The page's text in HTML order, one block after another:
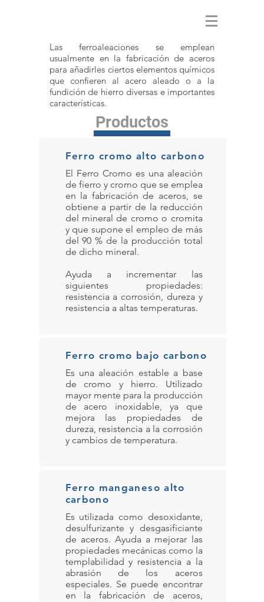
Las ferroaleaciones se emplean
usualmente en la fabricación de aceros
para añadirles ciertos elementos químicos
que confieren al acero aleado o a la
fundición de hierro diversas e importantes
características.
Productos
Ferro cromo alto carbono
El Ferro Cromo es una aleación
de fierro y cromo que se emplea
en la fabricación de aceros, se
obtiene a partir de la reducción
del mineral de cromo o cromita
y que supone el empleo de más
del 90 % de la producción total
de dicho mineral.
Ayuda a incrementar las
siguientes propiedades:
resistencia a corrosión, dureza y
resistencia a altas temperaturas.
Ferro cromo bajo carbono
Es una aleación estable a base
de cromo y hierro. Utilizado
mayor mente para la producción
de acero inoxidable, ya que
mejora las propiedades de
dureza, resistencia a la corrosión
y cambios de temperatura.
Ferro manganeso alto
carbono
Es utilizada como desoxidante,
desulfurizante y desgasificiante
de aceros. Ayuda a mejorar las
propiedades mecánicas como la
templabilidad y resistencia a la
abrasión de los aceros
especiales. Se puede encontrar
en la fabricación de aceros,